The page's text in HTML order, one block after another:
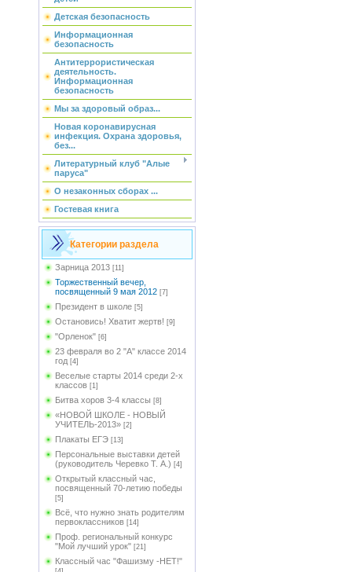
Детская безопасность
Информационная
безопасность
Антитеррористическая
деятельность.
Информационная
безопасность
Мы за здоровый образ...
Новая коронавирусная
инфекция. Охрана здоровья,
без...
Литературный клуб "Алые
паруса"
О незаконных сборах ...
Гостевая книга
Категории раздела
Зарница 2013 [11]
Торжественный вечер,
посвященный 9 мая 2012 [7]
Президент в школе [5]
Остановись! Хватит жертв! [9]
"Орленок" [6]
23 февраля во 2 "А" классе 2014
год [4]
Веселые старты 2014 среди 2-х
классов [1]
Битва хоров 3-4 классы [8]
«НОВОЙ ШКОЛЕ - НОВЫЙ
УЧИТЕЛЬ-2013» [2]
Плакаты ЕГЭ [13]
Персональные выставки детей
(руководитель Черевко Т. А.) [4]
Открытый классный час,
посвященный 70-летию победы
[5]
Всё, что нужно знать родителям
первоклассников [14]
Проф. региональный конкурс
"Мой лучший урок" [21]
Классный час "Фашизму -НЕТ!"